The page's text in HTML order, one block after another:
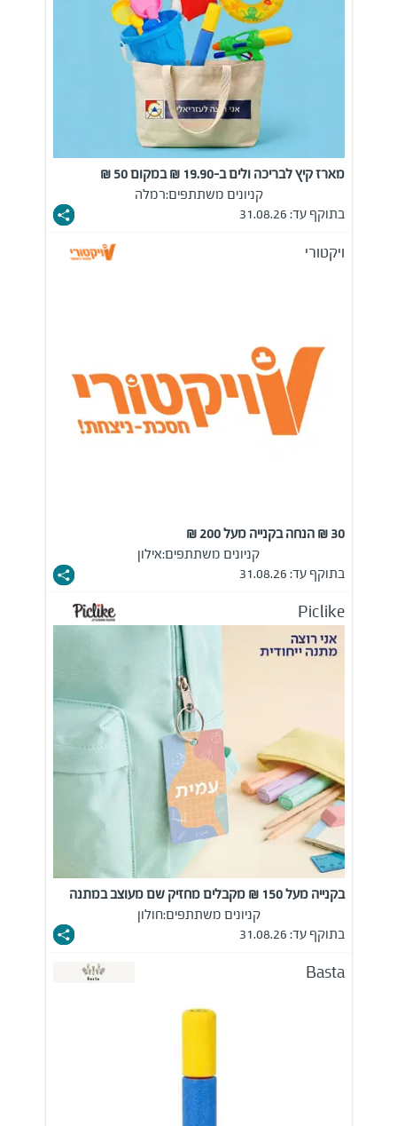
מארז קיץ לבריכה ולים ב-19.90 ₪ במקום 50 ₪
קניונים משתתפים:רמלה
בתוקף עד: 31.08.26
ויקטורי
30 ₪ הנחה בקנייה מעל 200 ₪
קניונים משתתפים:אילון
בתוקף עד: 31.08.26
Piclike
בקנייה מעל 150 ₪ מקבלים מחזיק שם מעוצב במתנה
קניונים משתתפים:חולון
בתוקף עד: 31.08.26
Basta